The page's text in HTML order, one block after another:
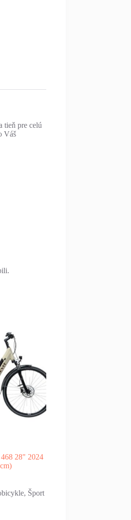
tieň pre celú
Váš
28" 2024
, Šport